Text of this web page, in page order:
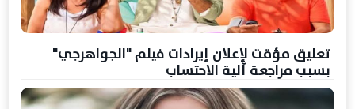
تعليق مؤقت لإعلان إيرادات فيلم "الجواهرجي"
بسبب مراجعة آلية الاحتساب